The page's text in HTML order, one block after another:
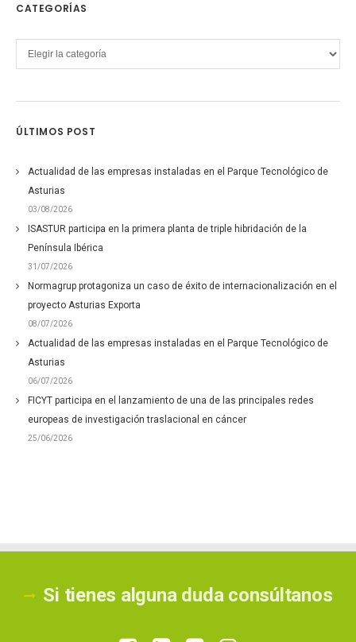
CATEGORÍAS
Categorías
ÚLTIMOS POST
Actualidad de las empresas instaladas en el Parque Tecnológico de
Asturias
03/08/2026
ISASTUR participa en la primera planta de triple hibridación de la
Península Ibérica
31/07/2026
Normagrup protagoniza un caso de éxito de internacionalización en el
proyecto Asturias Exporta
08/07/2026
Actualidad de las empresas instaladas en el Parque Tecnológico de
Asturias
06/07/2026
FICYT participa en el lanzamiento de una de las principales redes
europeas de investigación traslacional en cáncer
25/06/2026
Si tienes alguna duda consúltanos